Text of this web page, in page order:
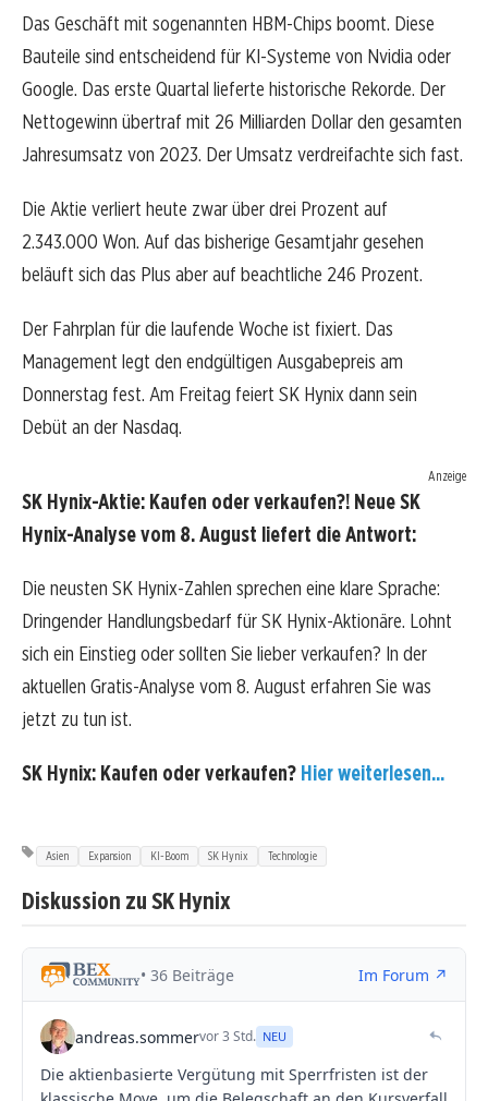
Das Geschäft mit sogenannten HBM-Chips boomt. Diese
Bauteile sind entscheidend für KI-Systeme von Nvidia oder
Google. Das erste Quartal lieferte historische Rekorde. Der
Nettogewinn übertraf mit 26 Milliarden Dollar den gesamten
Jahresumsatz von 2023. Der Umsatz verdreifachte sich fast.
Die Aktie verliert heute zwar über drei Prozent auf
2.343.000 Won. Auf das bisherige Gesamtjahr gesehen
beläuft sich das Plus aber auf beachtliche 246 Prozent.
Der Fahrplan für die laufende Woche ist fixiert. Das
Management legt den endgültigen Ausgabepreis am
Donnerstag fest. Am Freitag feiert SK Hynix dann sein
Debüt an der Nasdaq.
Anzeige
SK Hynix-Aktie: Kaufen oder verkaufen?! Neue SK
Hynix-Analyse vom 8. August liefert die Antwort:
Die neusten SK Hynix-Zahlen sprechen eine klare Sprache:
Dringender Handlungsbedarf für SK Hynix-Aktionäre. Lohnt
sich ein Einstieg oder sollten Sie lieber verkaufen? In der
aktuellen Gratis-Analyse vom 8. August erfahren Sie was
jetzt zu tun ist.
SK Hynix: Kaufen oder verkaufen? Hier weiterlesen...
Asien Expansion KI-Boom SK Hynix Technologie
Diskussion zu SK Hynix